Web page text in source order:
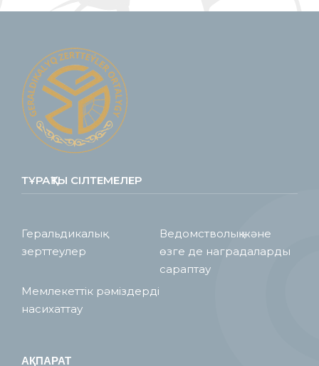
ТҰРАҚТЫ СІЛТЕМЕЛЕР
Геральдикалық
зерттеулер
Ведомстволық және
өзге де наградаларды
сараптау
Мемлекеттік рәміздерді
насихаттау
АҚПАРАТ